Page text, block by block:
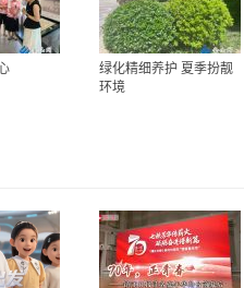
绿化精细养护 夏季扮靓
环境